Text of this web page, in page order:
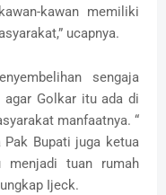
kawan memiliki
ucapnya.
sengaja
agar Golkar itu ada di
manfaatnya. “
Bupati juga ketua
menjadi tuan rumah
Ijeck.